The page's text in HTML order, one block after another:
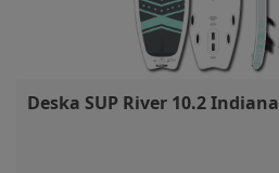
Deska SUP River 10.2 Indiana